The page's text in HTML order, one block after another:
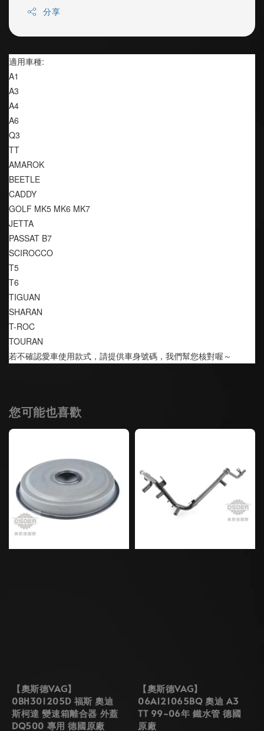
分享
適用車種:
A1
A3
A4
A6
Q3
TT
AMAROK
BEETLE
CADDY
GOLF MK5 MK6 MK7
JETTA
PASSAT B7
SCIROCCO
T5
T6
TIGUAN
SHARAN
T-ROC
TOURAN
若不確認愛車使用款式，請提供車身號碼，我們幫您核對喔～
您可能也喜歡
【奧斯德VAG】
0BH301205D 福斯 奧迪
斯柯達 變速箱離合器 外蓋
DQ500 專用 德國原廠
【奧斯德VAG】
06A121065BQ 奧迪 A3
TT 99~06年 鐵水管 德國
原廠